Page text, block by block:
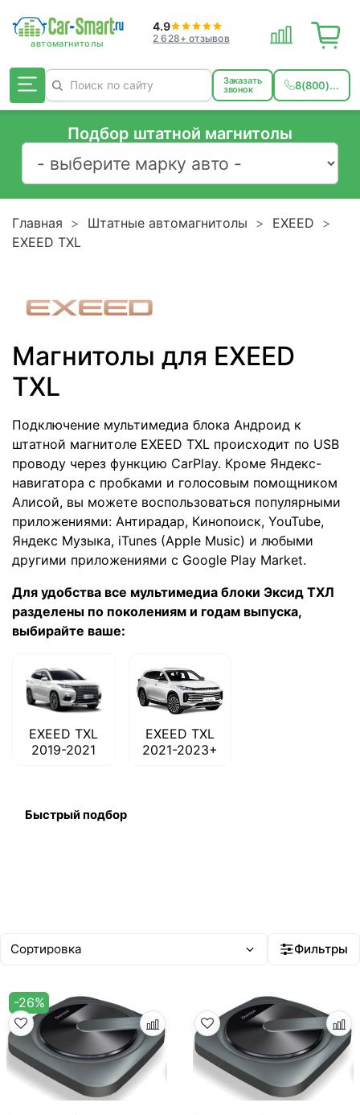
4.9
2 628+ отзывов
Заказать
звонок 8(800)...
Подбор штатной магнитолы
Главная Штатные автомагнитолы
EXEED
EXEED TXL
Магнитолы для EXEED
TXL
Подключение мультимедиа блока Андроид к
штатной магнитоле EXEED TXL происходит по USB
проводу через функцию CarPlay. Кроме Яндекс-
навигатора с пробками и голосовым помощником
Алисой, вы можете воспользоваться популярными
приложениями: Антирадар, Кинопоиск, YouTube,
Яндекс Музыка, iTunes (Apple Music) и любыми
другими приложениями с Google Play Market.
Для удобства все мультимедиа блоки Эксид ТХЛ
разделены по поколениям и годам выпуска,
выбирайте ваше:
EXEED TXL
2019-2021
EXEED TXL
2021-2023+
Быстрый подбор
Фильтры
-26%